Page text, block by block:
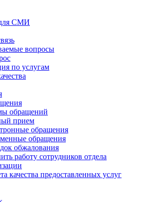
СМИ
вопросы
по услугам
обращений
прием
обращения
обращения
обжалования
работу сотрудников отдела
качества предоставленных услуг